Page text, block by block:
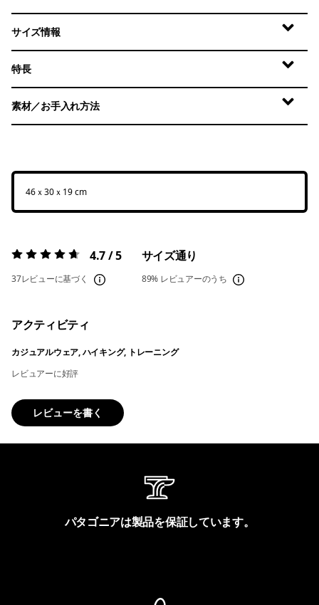
サイズ情報
特長
素材／お手入れ方法
46ｘ30ｘ19 cm
評価:4.7 / 5 4.7 / 5
37レビューに基づく
サイズ通り
89% レビュアーのうち
アクティビティ
カジュアルウェア, ハイキング, トレーニング
レビュアーに好評
レビューを書く
パタゴニアは製品を保証しています。